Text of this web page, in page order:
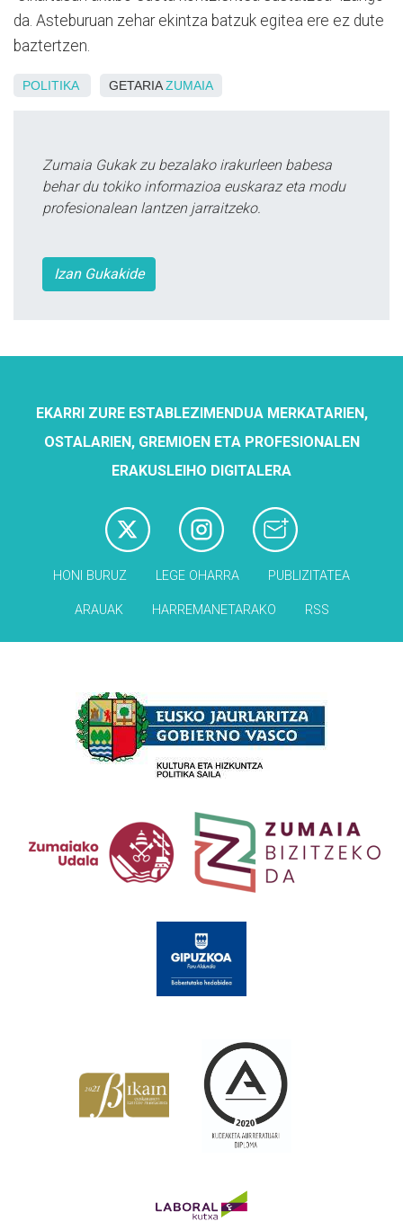
da. Asteburuan zehar ekintza batzuk egitea ere ez dute
baztertzen.
POLITIKA GETARIAZUMAIA
Zumaia Gukak zu bezalako irakurleen babesa
behar du tokiko informazioa euskaraz eta modu
profesionalean lantzen jarraitzeko.
Izan Gukakide
EKARRI ZURE ESTABLEZIMENDUA MERKATARIEN,
OSTALARIEN, GREMIOEN ETA PROFESIONALEN
ERAKUSLEIHO DIGITALERA
HONI BURUZ LEGE OHARRA PUBLIZITATEA
ARAUAK HARREMANETARAKO RSS